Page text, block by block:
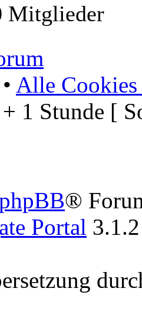
Mitglieder
• Alle Cookies
1 Stunde [
®
Portal